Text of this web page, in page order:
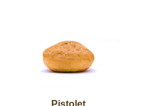
Pistolet